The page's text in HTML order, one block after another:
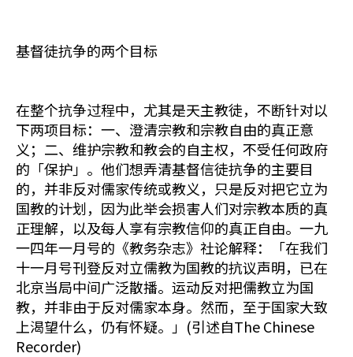
基督徒抗争的两个目标
在整个抗争过程中，尤其是天主教徒，不断针对以
下两项目标：一、澄清宗教和宗教自由的真正意
义；二、维护宗教和教会的自主权，不受任何政府
的「保护」。他们想弄清基督信徒抗争的主要目
的，并非反对儒家传统或教义，只是反对把它立为
国教的计划，因为此举会损害人们对宗教本质的真
正理解，以及每人享有宗教信仰的真正自由。一九
一四年一月号的《教务杂志》社论解释：「在我们
十一月号刊登反对立儒教为国教的抗议声明，已在
北京当局中间广泛散播。运动反对把儒教立为国
教，并非由于反对儒家本身。然而，至于国家大致
上渴望什么，仍有怀疑。」(引述自The Chinese
Recorder)